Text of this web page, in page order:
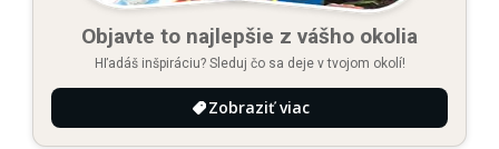
Objavte to najlepšie z vášho okolia
Hľadáš inšpiráciu? Sleduj čo sa deje v tvojom okolí!
Zobraziť viac